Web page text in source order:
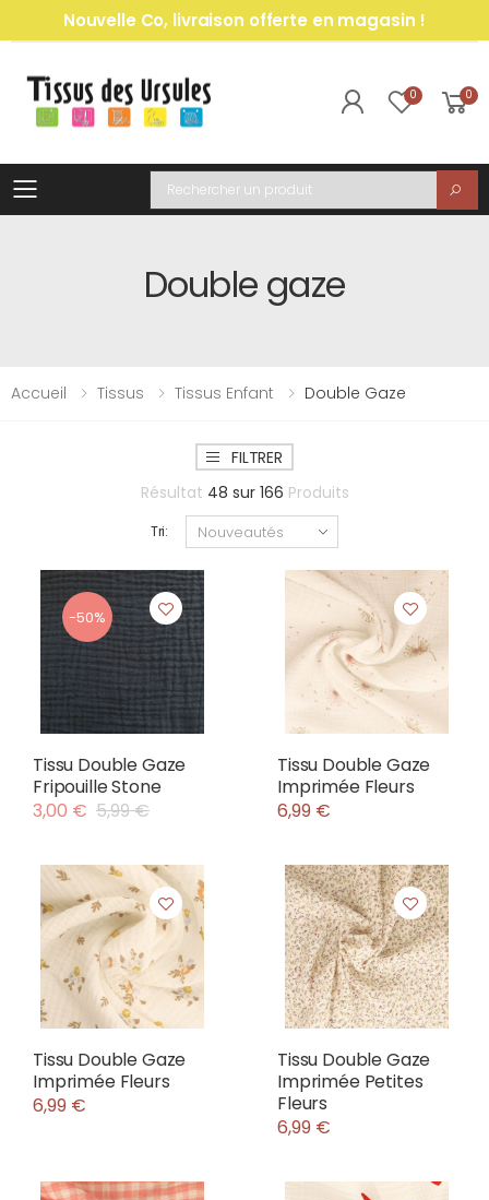
Nouvelle Co, livraison offerte en magasin !
0 0
Toggle mobile menu
Recherche
Double gaze
Accueil Tissus Tissus Enfant Double Gaze
FILTRER
Résultat 48 sur 166 Produits
Tri:
-50%
Tissu Double Gaze
Fripouille Stone
3,00 € 5,99 €
Tissu Double Gaze
Imprimée Fleurs
6,99 €
Tissu Double Gaze
Imprimée Fleurs
6,99 €
Tissu Double Gaze
Imprimée Petites
Fleurs
6,99 €